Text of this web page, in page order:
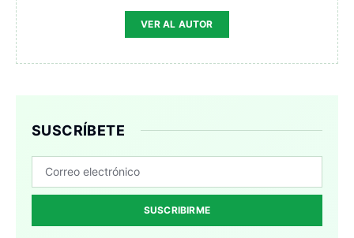
VER AL AUTOR
SUSCRÍBETE
SUSCRIBIRME